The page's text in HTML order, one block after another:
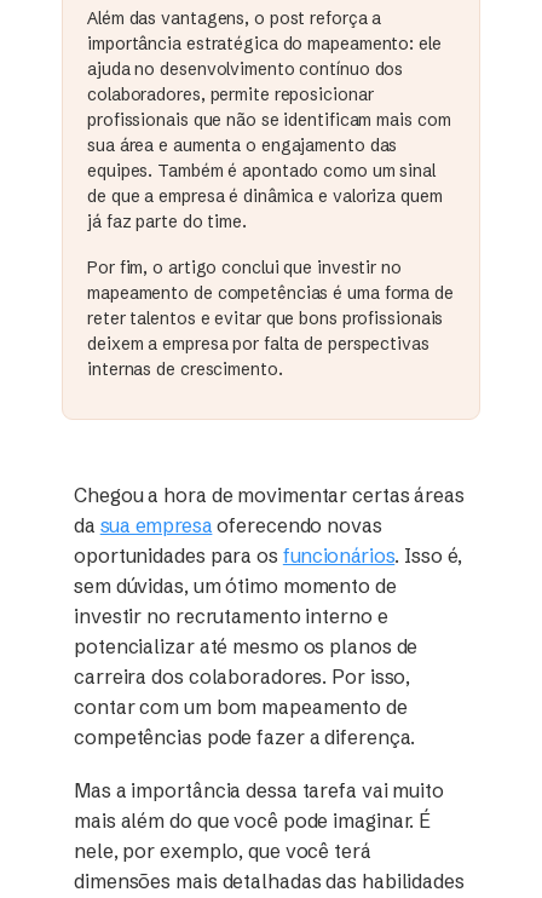
Além das vantagens, o post reforça a
importância estratégica do mapeamento: ele
ajuda no desenvolvimento contínuo dos
colaboradores, permite reposicionar
profissionais que não se identificam mais com
sua área e aumenta o engajamento das
equipes. Também é apontado como um sinal
de que a empresa é dinâmica e valoriza quem
já faz parte do time.
Por fim, o artigo conclui que investir no
mapeamento de competências é uma forma de
reter talentos e evitar que bons profissionais
deixem a empresa por falta de perspectivas
internas de crescimento.
Chegou a hora de movimentar certas áreas
da sua empresa oferecendo novas
oportunidades para os funcionários. Isso é,
sem dúvidas, um ótimo momento de
investir no recrutamento interno e
potencializar até mesmo os planos de
carreira dos colaboradores. Por isso,
contar com um bom mapeamento de
competências pode fazer a diferença.
Mas a importância dessa tarefa vai muito
mais além do que você pode imaginar. É
nele, por exemplo, que você terá
dimensões mais detalhadas das habilidades